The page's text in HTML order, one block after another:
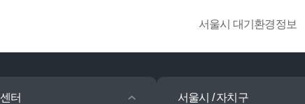
서울시 대기환경정보
터 서울시 / 자치구